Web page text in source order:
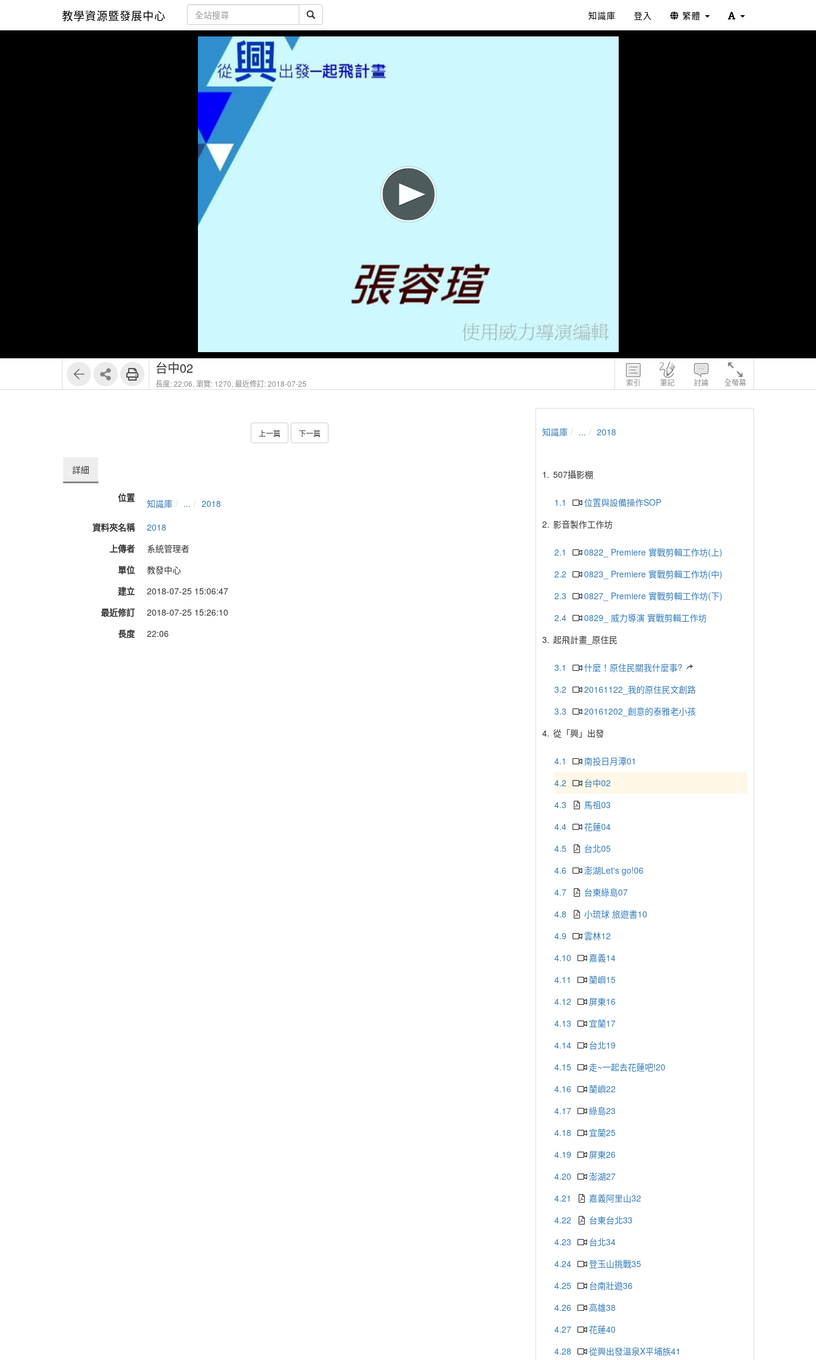
教學資源暨發展中心 知識庫 登入 繁體
索引 筆記 討論 全螢幕
台中02
長度: 22:06, 瀏覽: 1270, 最近修訂: 2018-07-25
上一篇 下一篇
詳細
位置 知識庫 ...
2018
資料夾名稱
2018
上傳者
系統管理者
單位
教發中心
建立
2018-07-25 15:06:47
最近修訂
2018-07-25 15:26:10
長度
22:06
知識庫 ... 2018
1. 507攝影棚
1.1
位置與設備操作SOP
2. 影音製作工作坊
2.1
0822_ Premiere 實戰剪輯工作坊(上)
2.2
0823_ Premiere 實戰剪輯工作坊(中)
2.3
0827_ Premiere 實戰剪輯工作坊(下)
2.4
0829_ 威力導演 實戰剪輯工作坊
3. 起飛計畫_原住民
3.1
什麼！原住民關我什麼事?
3.2
20161122_我的原住民文創路
3.3
20161202_創意的泰雅老小孩
4. 從「興」出發
4.1
南投日月潭01
4.2
台中02
4.3
馬祖03
4.4
花蓮04
4.5
台北05
4.6
澎湖Let's go!06
4.7
台東綠島07
4.8
小琉球 旅遊書10
4.9
雲林12
4.10
嘉義14
4.11
蘭嶼15
4.12
屏東16
4.13
宜蘭17
4.14
台北19
4.15
走~一起去花蓮吧!20
4.16
蘭嶼22
4.17
綠島23
4.18
宜蘭25
4.19
屏東26
4.20
澎湖27
4.21
嘉義阿里山32
4.22
台東台北33
4.23
台北34
4.24
登玉山挑戰35
4.25
台南壯遊36
4.26
高雄38
4.27
花蓮40
4.28
從興出發溫泉X平埔族41